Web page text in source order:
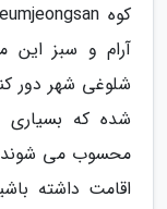
آرام و سبز این
شده که بسیاری
محسوب می شوند.
اقامت داشته